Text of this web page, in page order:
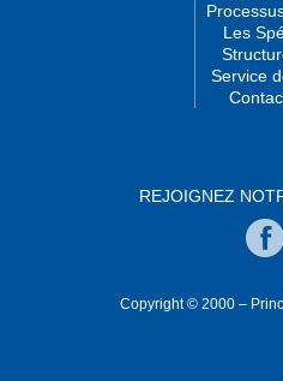
Les
Service
REJOIGNEZ
Copyright © 2000 –